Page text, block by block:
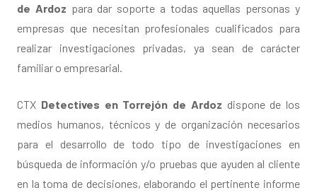
de Ardoz para dar soporte a todas aquellas personas y
empresas que necesitan profesionales cualificados para
realizar investigaciones privadas, ya sean de carácter
familiar o empresarial.
CTX Detectives en Torrejón de Ardoz dispone de los
medios humanos, técnicos y de organización necesarios
para el desarrollo de todo tipo de investigaciones en
búsqueda de información y/o pruebas que ayuden al cliente
en la toma de decisiones, elaborando el pertinente informe